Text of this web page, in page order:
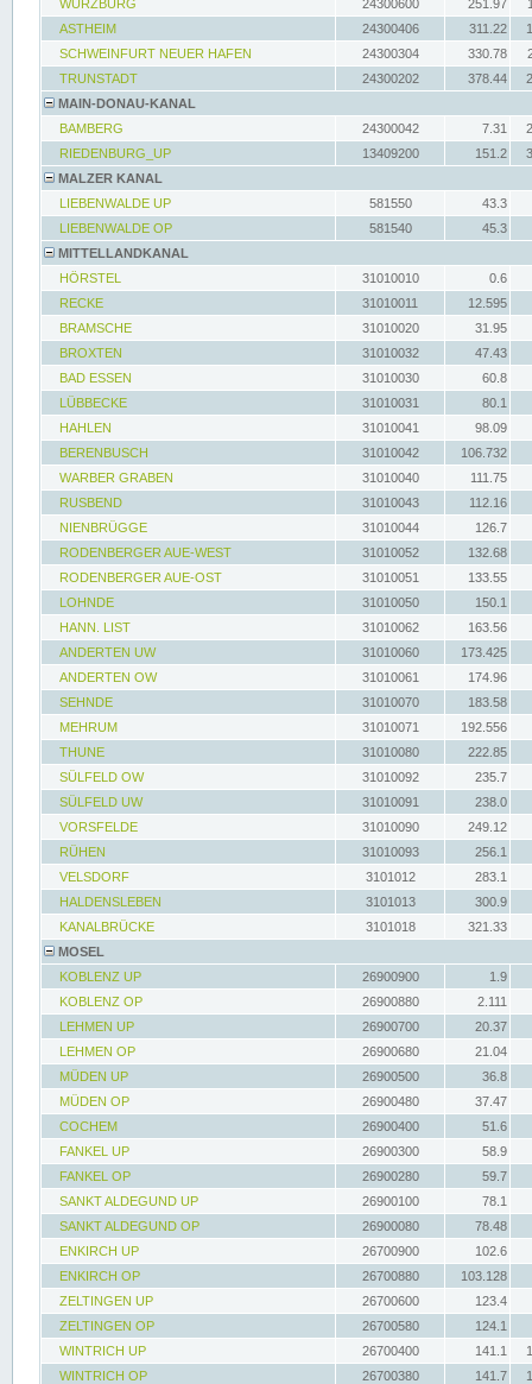
WÜRZBURG 24300600 251.97
ASTHEIM
24300406 311.22
SCHWEINFURT NEUER HAFEN
24300304 330.78
TRUNSTADT
24300202 378.44
MAIN-DONAU-KANAL
BAMBERG
24300042 7.31
RIEDENBURG_UP
13409200 151.2
MALZER KANAL
LIEBENWALDE UP
581550
43.3
LIEBENWALDE OP
581540
45.3
MITTELLANDKANAL
HÖRSTEL
31010010
0.6
RECKE
31010011
12.595
BRAMSCHE
31010020
31.95
BROXTEN
31010032
47.43
BAD ESSEN
31010030
60.8
LÜBBECKE
31010031
80.1
HAHLEN
31010041
98.09
BERENBUSCH
31010042
106.732
WARBER GRABEN
31010040
111.75
RUSBEND
31010043
112.16
NIENBRÜGGE
31010044
126.7
RODENBERGER AUE-WEST
31010052
132.68
RODENBERGER AUE-OST
31010051
133.55
LOHNDE
31010050
150.1
HANN. LIST
31010062
163.56
ANDERTEN UW
31010060
173.425
ANDERTEN OW
31010061
174.96
SEHNDE
31010070
183.58
MEHRUM
31010071
192.556
THUNE
31010080
222.85
SÜLFELD OW
31010092
235.7
SÜLFELD UW
31010091
238.0
VORSFELDE
31010090
249.12
RÜHEN
31010093
256.1
VELSDORF
3101012
283.1
HALDENSLEBEN
3101013
300.9
KANALBRÜCKE
3101018
321.33
MOSEL
KOBLENZ UP
26900900
1.9
KOBLENZ OP
26900880
2.111
LEHMEN UP
26900700
20.37
LEHMEN OP
26900680
21.04
MÜDEN UP
26900500
36.8
MÜDEN OP
26900480
37.47
COCHEM
26900400
51.6
FANKEL UP
26900300
58.9
FANKEL OP
26900280
59.7
SANKT ALDEGUND UP
26900100
78.1
SANKT ALDEGUND OP
26900080
78.48
ENKIRCH UP
26700900
102.6
ENKIRCH OP
26700880
103.128
ZELTINGEN UP
26700600
123.4
ZELTINGEN OP
26700580
124.1
WINTRICH UP
26700400 141.1
WINTRICH OP
26700380 141.7